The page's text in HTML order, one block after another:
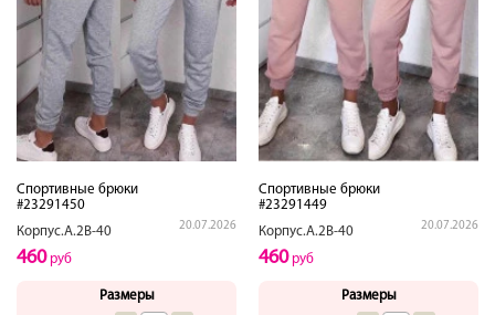
Спортивные брюки
#23291450
Корпус.А.2В-40
20.07.2026
460руб
Размеры
Спортивные брюки
#23291449
Корпус.А.2В-40
20.07.2026
460руб
Размеры